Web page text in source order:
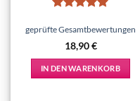
mit5von
geprüfte Gesamtbewertungen
18,90€
IN DEN WARENKORB